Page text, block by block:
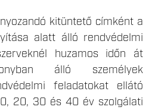
kitüntető címként a
alatt álló rendvédelmi
huzamos időn át
álló személyek
feladatokat ellátó
20, 30 és 40 év szolgálati